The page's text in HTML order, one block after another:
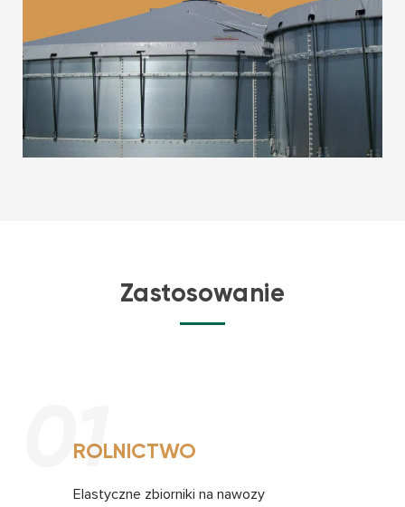
Zastosowanie
01
ROLNICTWO
Elastyczne zbiorniki na nawozy